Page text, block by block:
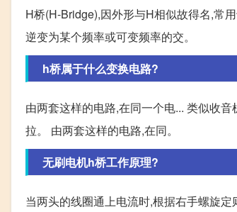
H桥(H-Bridge),因外形与H相似故得名,常
逆变为某个频率或可变频率的交。
h桥属于什么变换电路?
由两套这样的电路,在同一个电... 类似收
拉。 由两套这样的电路,在同。
无刷电机h桥工作原理?
当两头的线圈通上电流时,根据右手螺旋